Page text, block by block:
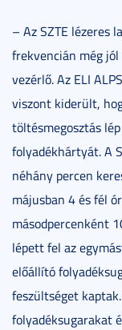
– Az SZTE lézeres
frekvencián még
vezérlő. Az ELI
viszont kiderült,
töltésmegosztás
folyadékhártyát. A
néhány percen
májusban 4 és fél
másodpercenként
lépett fel az
előállító
feszültséget
folyadéksugarakat